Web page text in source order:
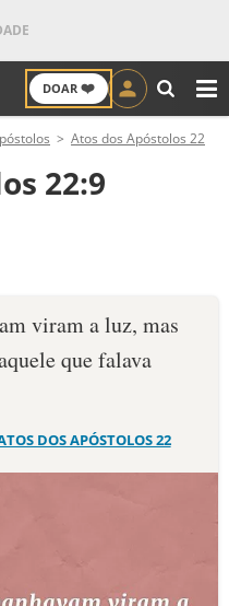
DOAR ❤️
Atos dos Apóstolos 22
22:9
viram a luz, mas
que falava
DOS APÓSTOLOS 22